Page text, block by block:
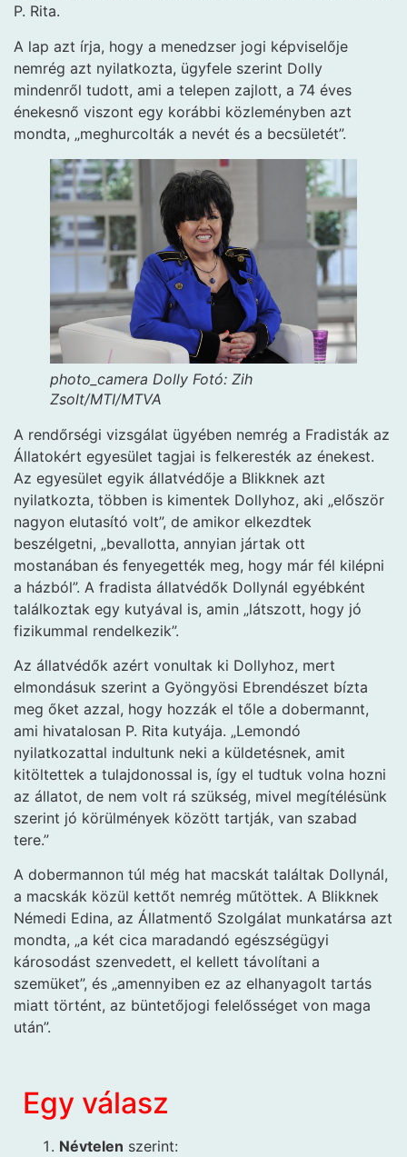
P. Rita.
A lap azt írja, hogy a menedzser jogi képviselője
nemrég azt nyilatkozta, ügyfele szerint Dolly
mindenről tudott, ami a telepen zajlott, a 74 éves
énekesnő viszont egy korábbi közleményben azt
mondta, „meghurcolták a nevét és a becsületét”.
photo_camera Dolly Fotó: Zih
Zsolt/MTI/MTVA
A rendőrségi vizsgálat ügyében nemrég a Fradisták az
Állatokért egyesület tagjai is felkeresték az énekest.
Az egyesület egyik állatvédője a Blikknek azt
nyilatkozta, többen is kimentek Dollyhoz, aki „először
nagyon elutasító volt”, de amikor elkezdtek
beszélgetni, „bevallotta, annyian jártak ott
mostanában és fenyegették meg, hogy már fél kilépni
a házból”. A fradista állatvédők Dollynál egyébként
találkoztak egy kutyával is, amin „látszott, hogy jó
fizikummal rendelkezik”.
Az állatvédők azért vonultak ki Dollyhoz, mert
elmondásuk szerint a Gyöngyösi Ebrendészet bízta
meg őket azzal, hogy hozzák el tőle a dobermannt,
ami hivatalosan P. Rita kutyája. „Lemondó
nyilatkozattal indultunk neki a küldetésnek, amit
kitöltettek a tulajdonossal is, így el tudtuk volna hozni
az állatot, de nem volt rá szükség, mivel megítélésünk
szerint jó körülmények között tartják, van szabad
tere.”
A dobermannon túl még hat macskát találtak Dollynál,
a macskák közül kettőt nemrég műtöttek. A Blikknek
Némedi Edina, az Állatmentő Szolgálat munkatársa azt
mondta, „a két cica maradandó egészségügyi
károsodást szenvedett, el kellett távolítani a
szemüket”, és „amennyiben ez az elhanyagolt tartás
miatt történt, az büntetőjogi felelősséget von maga
után”.
Egy válasz
Névtelen szerint: